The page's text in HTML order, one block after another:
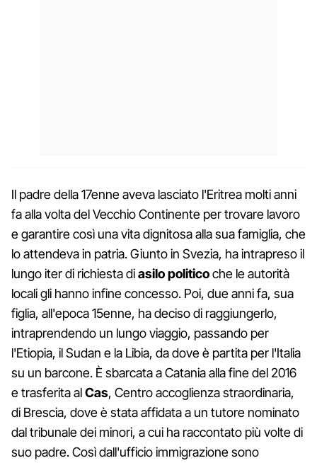
Il padre della 17enne aveva lasciato l'Eritrea molti anni
fa alla volta del Vecchio Continente per trovare lavoro
e garantire così una vita dignitosa alla sua famiglia, che
lo attendeva in patria. Giunto in Svezia, ha intrapreso il
lungo iter di richiesta diasilo politicoche le autorità
locali gli hanno infine concesso. Poi, due anni fa, sua
figlia, all'epoca 15enne, ha deciso di raggiungerlo,
intraprendendo un lungo viaggio, passando per
l'Etiopia, il Sudan e la Libia, da dove è partita per l'Italia
su un barcone. È sbarcata a Catania alla fine del 2016
e trasferita alCas, Centro accoglienza straordinaria,
di Brescia, dove è stata affidata a un tutore nominato
dal tribunale dei minori, a cui ha raccontato più volte di
suo padre. Così dall'ufficio immigrazione sono